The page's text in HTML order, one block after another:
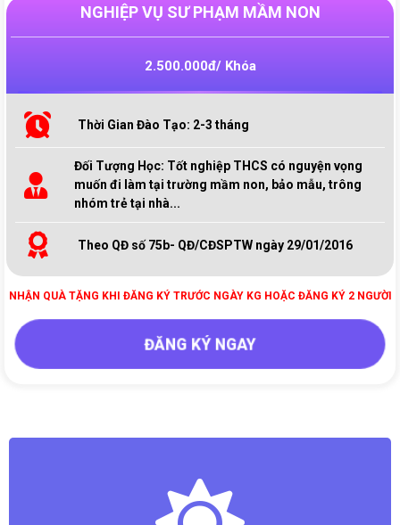
NGHIỆP VỤ SƯ PHẠM MẦM NON
2.500.000đ/ Khóa
Thời Gian Đào Tạo: 2-3 tháng
Đối Tượng Học: Tốt nghiệp THCS có nguyện vọng
muốn đi làm tại trường mầm non, bảo mẫu, trông
nhóm trẻ tại nhà...
Theo QĐ số 75b- QĐ/CĐSPTW ngày 29/01/2016
NHẬN QUÀ TẶNG KHI ĐĂNG KÝ TRƯỚC NGÀY KG HOẶC ĐĂNG KÝ 2 NGƯỜI
ĐĂNG KÝ NGAY